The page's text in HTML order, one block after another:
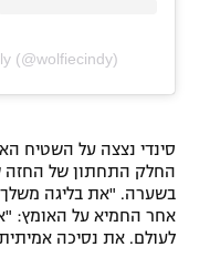
(@wolfiecindy)
סינדי נצצה על השטיח
החלק התחתון של החזה
בשערה. "את בליגה
אחר החמיא על האומץ:
לעולם. את נסיכה